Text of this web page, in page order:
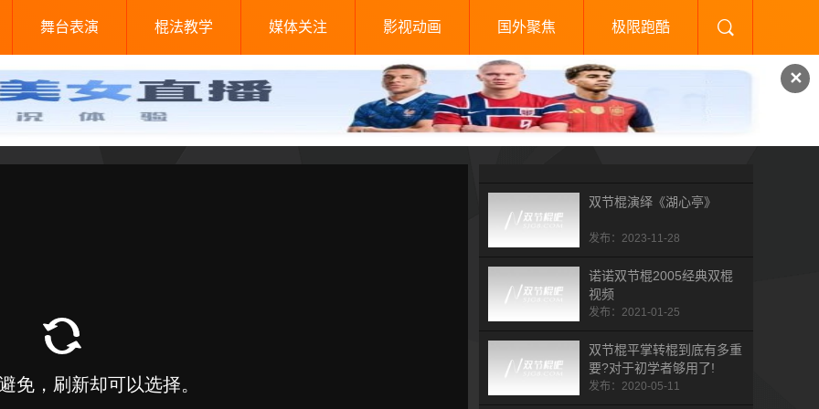
✕
舞台表演 棍法教学 媒体关注 影视动画 国外聚焦 极限跑酷
双节棍演绎《湖心亭》
发布：2023-11-28
诺诺双节棍2005经典双棍
视频
发布：2021-01-25
双节棍平掌转棍到底有多重
要?对于初学者够用了!
发布：2020-05-11